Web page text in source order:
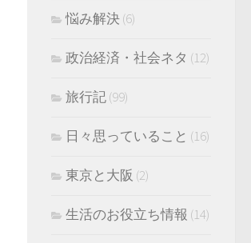
悩み解決(6)
政治経済・社会ネタ (12)
旅行記(99)
日々思っていること (16)
東京と大阪 (2)
生活のお役立ち情報 (14)